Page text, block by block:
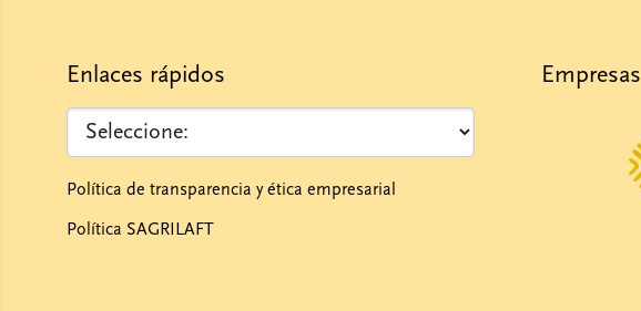
Enlaces rápidos
Política de transparencia y ética empresarial
Política SAGRILAFT
Empresas